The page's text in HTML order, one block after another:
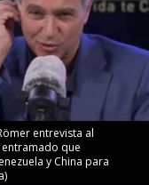
entrevista al
que
y China para